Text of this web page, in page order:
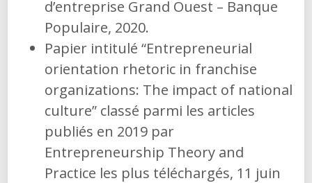
d’entreprise Grand Ouest – Banque
Populaire, 2020.
Papier intitulé “Entrepreneurial
orientation rhetoric in franchise
organizations: The impact of national
culture” classé parmi les articles
publiés en 2019 par
Entrepreneurship Theory and
Practice les plus téléchargés, 11 juin